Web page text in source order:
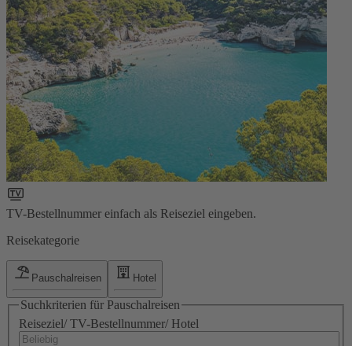
TV-Bestellnummer einfach als Reiseziel eingeben.
Reisekategorie
Pauschalreisen Hotel
Suchkriterien für Pauschalreisen
Reiseziel/ TV-Bestellnummer/ Hotel